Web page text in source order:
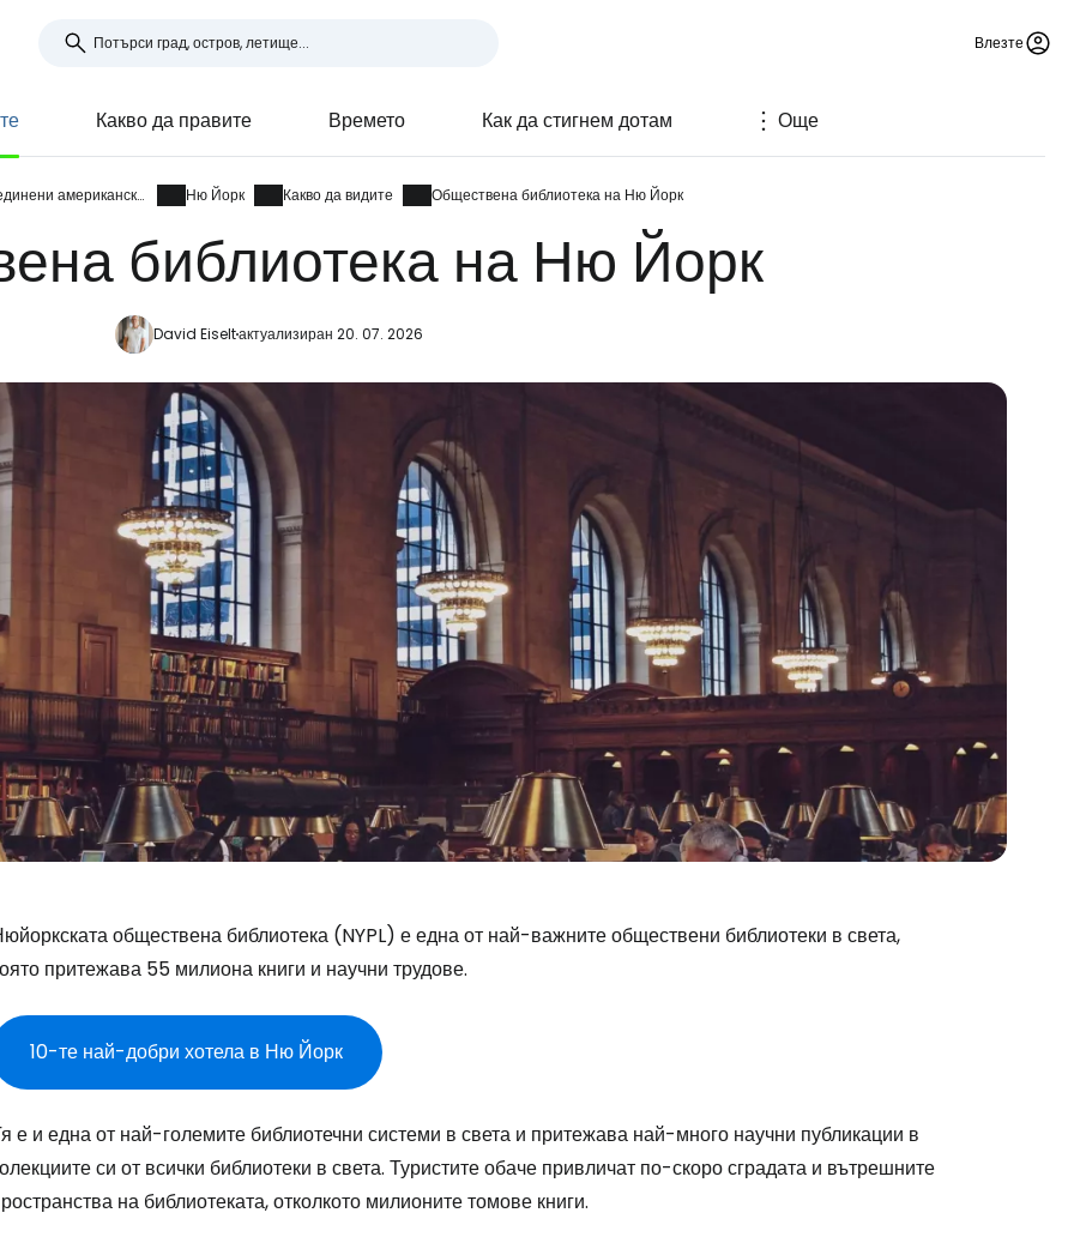
Влезте
Какво да правите Времето Как да стигнем дотам Още
Съединени американски щати Ню Йорк Какво да видите Обществена библиотека на Ню Йорк
библиотека на Ню Йорк
David Eiseltактуализиран 20. 07. 2026
обществена библиотека (NYPL) е една от най-важните обществени библиотеки в света,
притежава 55 милиона книги и научни трудове.
10-те най-добри хотела в Ню Йорк
е и една от най-големите библиотечни системи в света и притежава най-много научни публикации в
си от всички библиотеки в света. Туристите обаче привличат по-скоро сградата и вътрешните
на библиотеката, отколкото милионите томове книги.